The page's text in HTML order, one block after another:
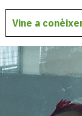
Vine a